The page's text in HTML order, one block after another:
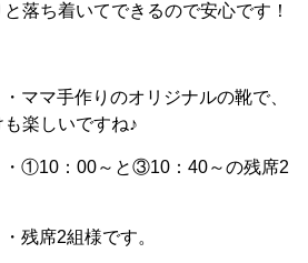
落ち着いてできるので安心です！
ママ手作りのオリジナルの靴で、
楽しいですね♪
・①10：00～と③10：40～の残席2
残席2組様です。